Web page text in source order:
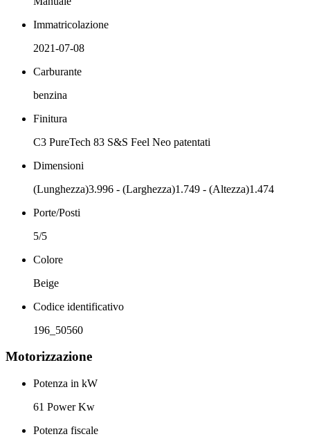
Immatricolazione
2021-07-08
Carburante
benzina
Finitura
C3 PureTech 83 S&S Feel Neo patentati
Dimensioni
(Lunghezza)3.996 - (Larghezza)1.749 - (Altezza)1.474
Porte/Posti
5/5
Colore
Beige
Codice identificativo
196_50560
Motorizzazione
Potenza in kW
61 Power Kw
Potenza fiscale